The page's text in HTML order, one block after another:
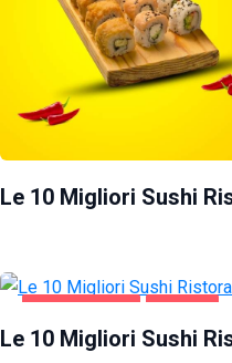
Le 10 Migliori Sushi
GASTRONOMIA TREVISO
Le 10 Migliori Sushi